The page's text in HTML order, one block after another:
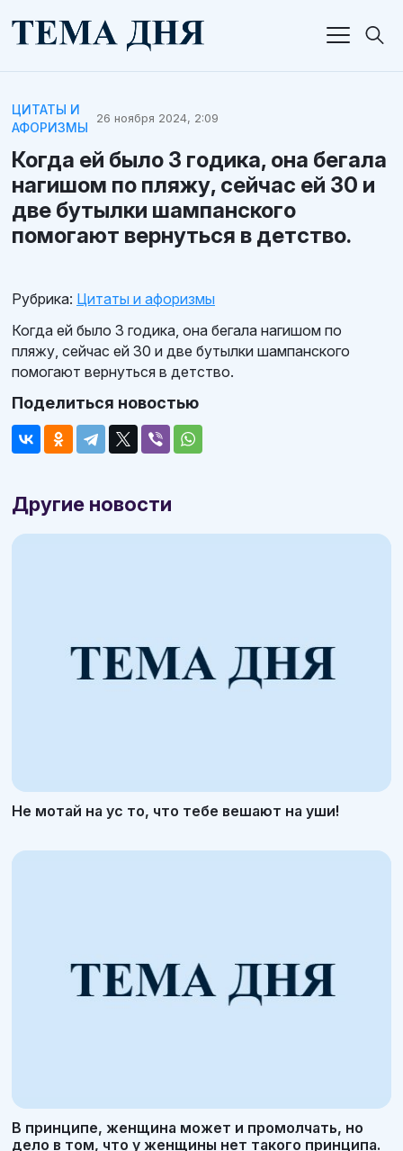
ЦИТАТЫ И
АФОРИЗМЫ
26 ноября 2024, 2:09
Когда ей было 3 годика, она бегала
нагишом по пляжу, сейчас ей 30 и
две бутылки шампанского
помогают вернуться в детство.
Рубрика: Цитаты и афоризмы
Когда ей было 3 годика, она бегала нагишом по
пляжу, сейчас ей 30 и две бутылки шампанского
помогают вернуться в детство.
Поделиться новостью
Другие новости
Не мотай на ус то, что тебе вешают на уши!
В принципе, женщина может и промолчать, но
дело в том, что у женщины нет такого принципа.